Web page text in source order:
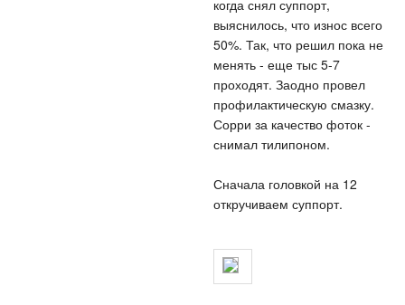
когда снял суппорт,
выяснилось, что износ всего
50%. Так, что решил пока не
менять - еще тыс 5-7
проходят. Заодно провел
профилактическую смазку.
Сорри за качество фоток -
снимал тилипоном.
Сначала головкой на 12
откручиваем суппорт.